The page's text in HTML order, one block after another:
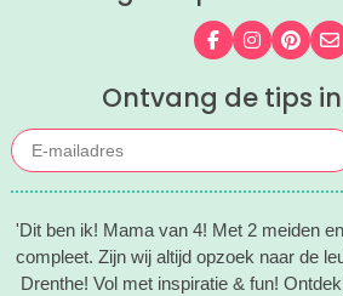
Volg ons op
Volg ons
Volg
Ontvang de tips
'Dit ben ik! Mama van 4! Met 2 meiden
compleet. Zijn wij altijd opzoek naar de
Drenthe! Vol met inspiratie & fun!